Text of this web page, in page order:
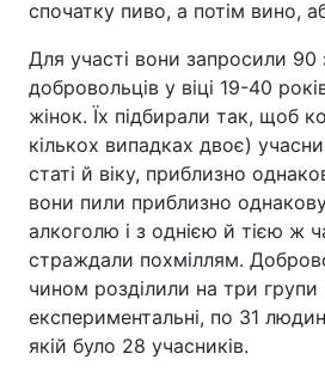
спочатку пиво, а потім вино,
Для участі вони запросили 90
добровольців у віці 19-40
жінок. Їх підбирали так, щоб
кількох випадках двоє)
статі й віку, приблизно
вони пили приблизно однакову
алкоголю і з однією й тією ж
страждали похміллям.
чином розділили на три групи
експериментальні, по 31
якій було 28 учасників.